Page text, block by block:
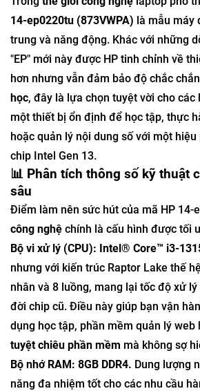
14-ep0220tu (873VWPA) là mẫu máy
trung và năng động. Khác với những
"EP" mới này được HP tinh chỉnh về
hơn nhưng vẫn đảm bảo độ chắc
học, đây là lựa chọn tuyệt vời cho các
một thiết bị ổn định để học tập, thực
hoặc quản lý nội dung số với một
chip Intel Gen 13.
📊 Phân tích thông số kỹ thuật
sâu
Điểm làm nên sức hút của mã HP 14-
công nghệ chính là cấu hình được tối
Bộ vi xử lý (CPU): Intel® Core™ i3-
nhưng với kiến trúc Raptor Lake thế
nhân và 8 luồng, mang lại tốc độ xử
đời chip cũ. Điều này giúp bạn vận
dụng học tập, phần mềm quản lý web
tuyệt chiêu phần mềm mà không sợ
Bộ nhớ RAM: 8GB DDR4. Dung lượng
năng đa nhiệm tốt cho các nhu cầu